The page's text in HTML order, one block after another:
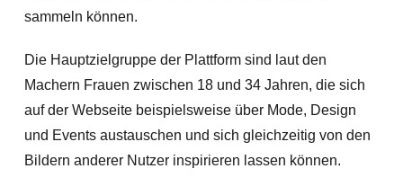
sammeln können.
Die Hauptzielgruppe der Plattform sind laut den
Machern Frauen zwischen 18 und 34 Jahren, die sich
auf der Webseite beispielsweise über Mode, Design
und Events austauschen und sich gleichzeitig von den
Bildern anderer Nutzer inspirieren lassen können.